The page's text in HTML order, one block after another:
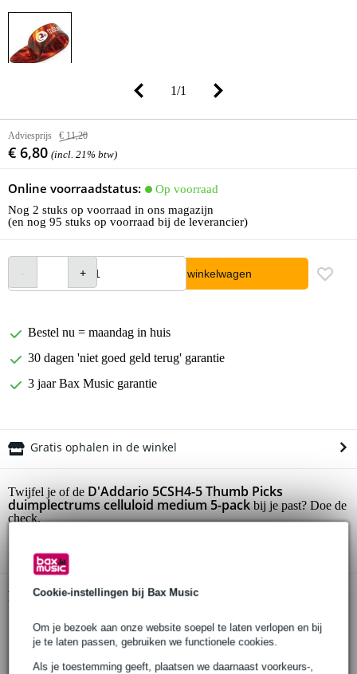
Cookie-instellingen bij Bax Music
Om je bezoek aan onze website soepel te laten verlopen en bij
je te laten passen, gebruiken we functionele cookies.
Als je toestemming geeft, plaatsen we daarnaast voorkeurs-,
1/1
Adviesprijs € 11,20
€ 6,80 (incl. 21% btw)
Online voorraadstatus:
Op voorraad
Nog 2 stuks op voorraad in ons magazijn
(en nog 95 stuks op voorraad bij de leverancier)
In winkelwagen
Bestel nu = maandag in huis
30 dagen 'niet goed geld terug' garantie
3 jaar Bax Music garantie
Gratis ophalen in de winkel
Twijfel je of de D'Addario 5CSH4-5 Thumb Picks
duimplectrums celluloid medium 5-pack bij je past? Doe de
check.
Productinformatie
duimplectrums (5 stuks)
serie: Thumb Picks
kleur: shell